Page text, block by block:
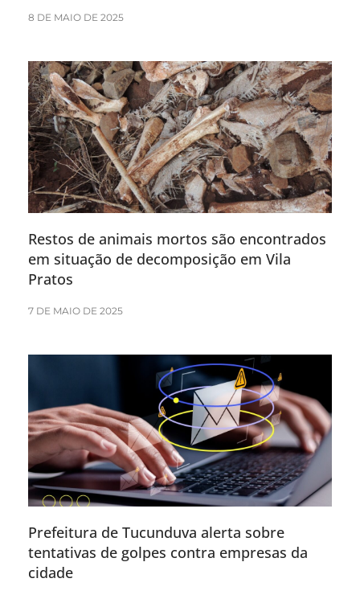
8 DE MAIO DE 2025
Restos de animais mortos são encontrados
em situação de decomposição em Vila
Pratos
7 DE MAIO DE 2025
Prefeitura de Tucunduva alerta sobre
tentativas de golpes contra empresas da
cidade